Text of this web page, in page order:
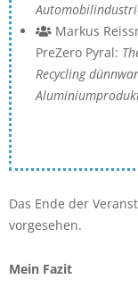
Markus
PreZero Pyral:
Recycling
Das Ende der
vorgesehen.
Mein Fazit